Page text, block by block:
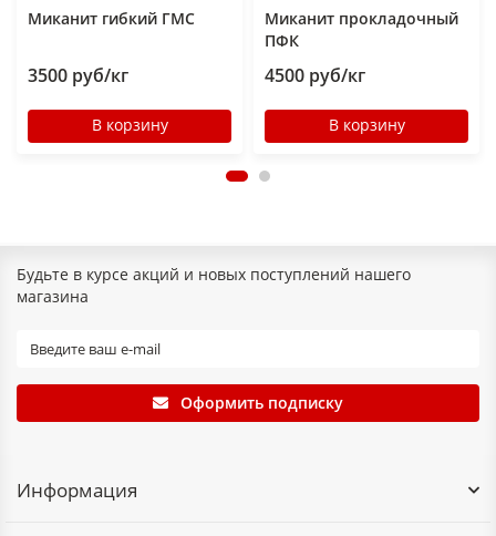
Миканит гибкий ГМС
3500 руб/кг
В корзину
Миканит прокладочный
ПФК
4500 руб/кг
В корзину
Будьте в курсе акций и новых поступлений нашего
магазина
Оформить подписку
Информация